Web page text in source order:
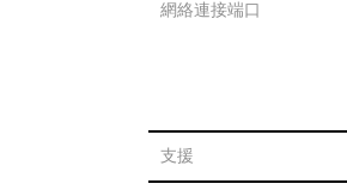
網絡連接端口
支援